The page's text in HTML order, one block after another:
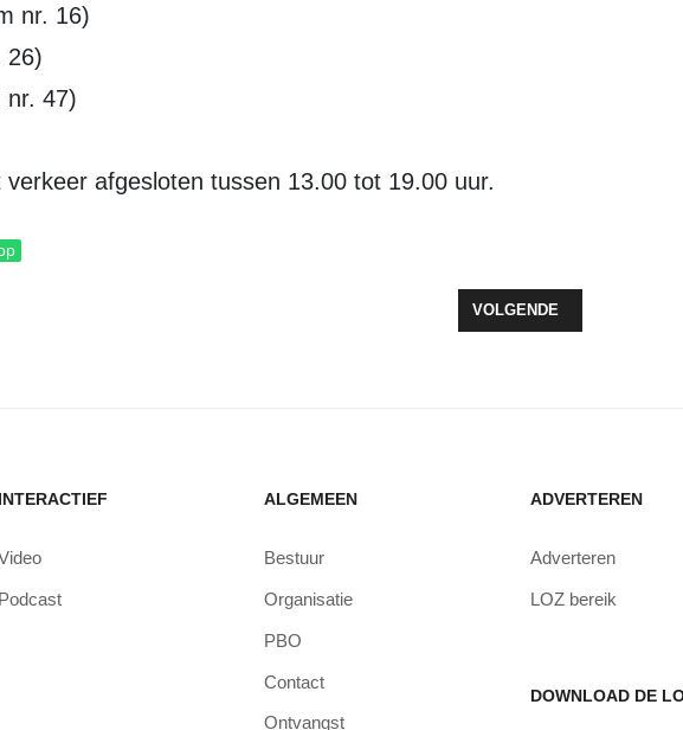
nr. 16)
26)
nr. 47)
afgesloten tussen 13.00 tot 19.00 uur.
HAVENKWARTIER EN SLUIZEN IN AANBOUW VOLGENDE ARTIKEL: OPEN
VOLGENDE
INTERACTIEF
Podcast
ALGEMEEN
Bestuur
Organisatie
PBO
Contact
Ontvangst
ADVERTEREN
Adverteren
LOZ bereik
DOWNLOAD DE